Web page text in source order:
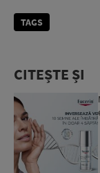
TAGS
CITEȘTE ȘI